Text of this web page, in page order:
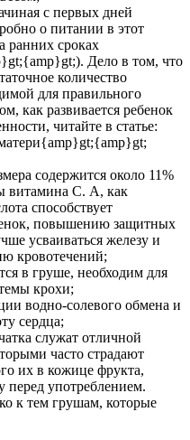
с первых дней
о питании в этот
ранних сроках
Дело в том, что
количество
для правильного
как развивается ребенок
читайте в статье:
содержится около 11%
витамина С. А, как
способствует
повышению защитных
усваиваться железу и
кровотечений;
в груше, необходим для
крохи;
водно-солевого обмена и
сердца;
служат отличной
часто страдают
их в кожице фрукта,
перед употреблением.
к тем грушам, которые